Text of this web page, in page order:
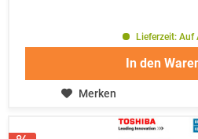
Lieferzeit: Auf
In den
Merken